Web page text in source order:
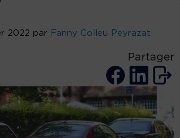
2022 par Fanny Colleu Peyrazat
Partager